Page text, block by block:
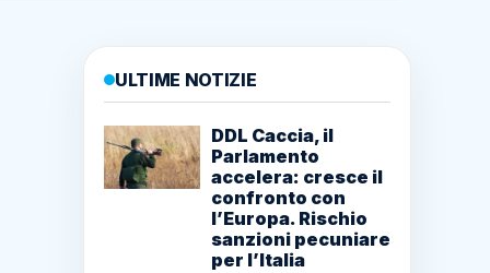
ULTIME NOTIZIE
DDL Caccia, il
Parlamento
accelera: cresce il
confronto con
l’Europa. Rischio
sanzioni pecuniare
per l’Italia